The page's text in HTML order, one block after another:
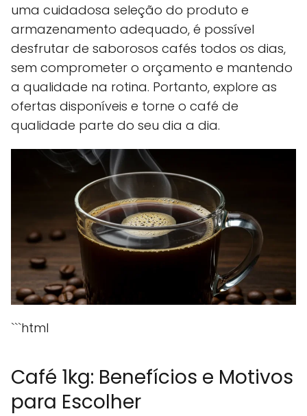
uma cuidadosa seleção do produto e
armazenamento adequado, é possível
desfrutar de saborosos cafés todos os dias,
sem comprometer o orçamento e mantendo
a qualidade na rotina. Portanto, explore as
ofertas disponíveis e torne o café de
qualidade parte do seu dia a dia.
```html
Café 1kg: Benefícios e Motivos
para Escolher